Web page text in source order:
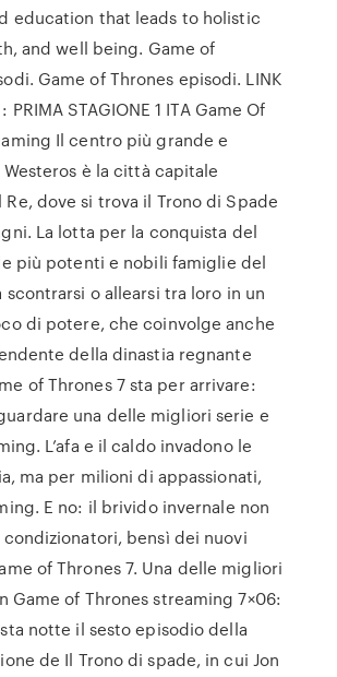
education that leads to holistic
and well being. Game of
Game of Thrones episodi. LINK
PRIMA STAGIONE 1 ITA Game Of
Il centro più grande e
è la città capitale
dove si trova il Trono di Spade
La lotta per la conquista del
più potenti e nobili famiglie del
o allearsi tra loro in un
di potere, che coinvolge anche
della dinastia regnante
of Thrones 7 sta per arrivare:
una delle migliori serie e
L’afa e il caldo invadono le
ma per milioni di appassionati,
E no: il brivido invernale non
bensì dei nuovi
of Thrones 7. Una delle migliori
Game of Thrones streaming 7×06:
notte il sesto episodio della
de Il Trono di spade, in cui Jon